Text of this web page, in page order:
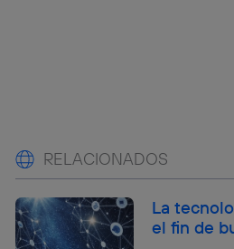
RELACIONADOS
La
el fin de